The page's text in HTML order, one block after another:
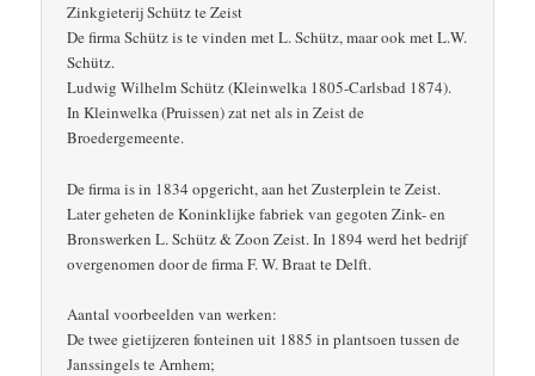
Zinkgieterij Schütz te Zeist
De firma Schütz is te vinden met L. Schütz, maar ook met L.W.
Schütz.
Ludwig Wilhelm Schütz (Kleinwelka 1805-Carlsbad 1874).
In Kleinwelka (Pruissen) zat net als in Zeist de
Broedergemeente.
De firma is in 1834 opgericht, aan het Zusterplein te Zeist.
Later geheten de Koninklijke fabriek van gegoten Zink- en
Bronswerken L. Schütz & Zoon Zeist. In 1894 werd het bedrijf
overgenomen door de firma F. W. Braat te Delft.
Aantal voorbeelden van werken:
De twee gietijzeren fonteinen uit 1885 in plantsoen tussen de
Janssingels te Arnhem;